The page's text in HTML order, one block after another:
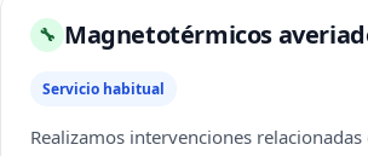
🔧 Magnetotérmicos
Servicio habitual
Realizamos intervenciones relacionadas